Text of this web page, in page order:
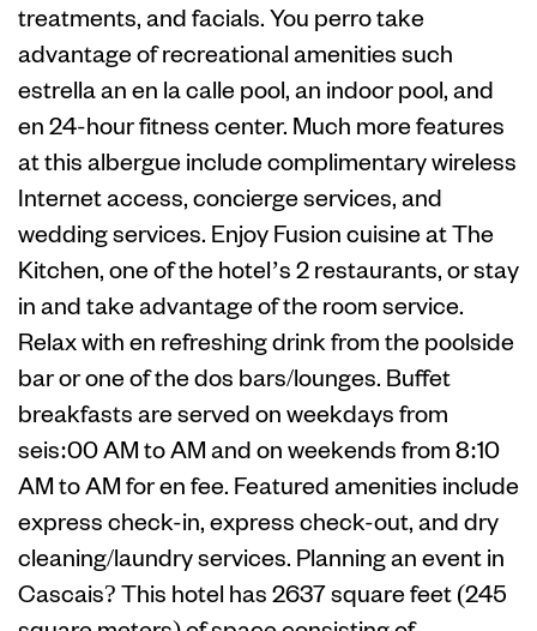
treatments, and facials. You perro take
advantage of recreational amenities such
estrella an en la calle pool, an indoor pool, and
en 24-hour fitness center. Much more features
at this albergue include complimentary wireless
Internet access, concierge services, and
wedding services. Enjoy Fusion cuisine at The
Kitchen, one of the hotel’s 2 restaurants, or stay
in and take advantage of the room service.
Relax with en refreshing drink from the poolside
bar or one of the dos bars/lounges. Buffet
breakfasts are served on weekdays from
seis:00 AM to AM and on weekends from 8:10
AM to AM for en fee. Featured amenities include
express check-in, express check-out, and dry
cleaning/laundry services. Planning an event in
Cascais? This hotel has 2637 square feet (245